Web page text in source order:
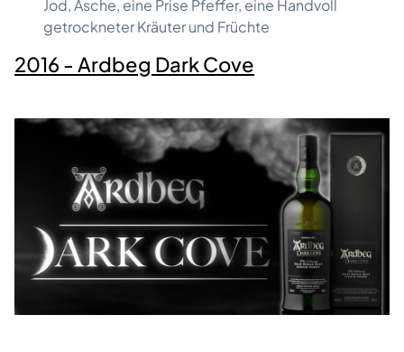
Jod, Asche, eine Prise Pfeffer, eine Handvoll
getrockneter Kräuter und Früchte
2016 - Ardbeg Dark Cove